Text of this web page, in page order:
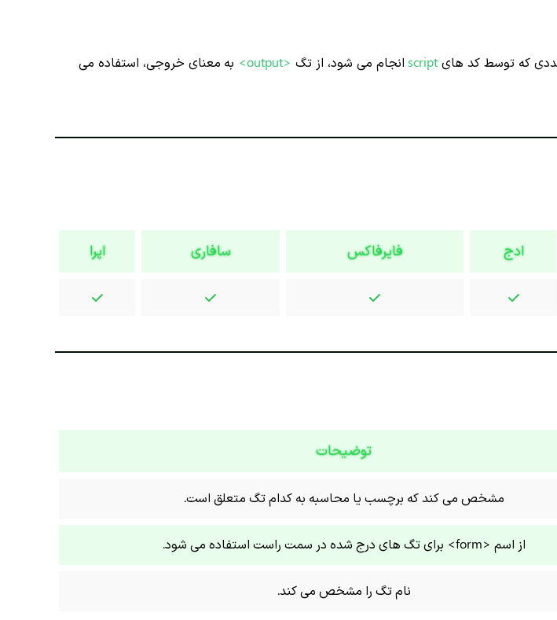
که توسط کد های scriptانجام می شود، از تگ <output>
به معنای خروجی، استفاده می
ادج فایرفاکس سافاری اپرا
توضیحات
مشخص می کند که برچسب یا محاسبه به کدام تگ متعلق است.
از اسم <form> برای تگ های درج شده در سمت راست استفاده می شود.
نام تگ را مشخص می کند.